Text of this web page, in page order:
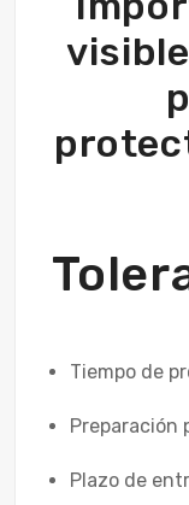
Tiempo de
Preparación
Plazo de